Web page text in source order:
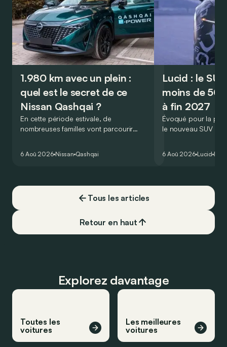
1.980 km avec un plein :
quel est le secret de ce
Nissan Qashqai ?
En cette période estivale, de
nombreuses familles vont parcourir
Qashqai e-Power, il serait possible de
6 Aoû 2026 Nissan Qashqai
Lucid : le
moins de
à fin 2027
Évoqué pour la
le nouveau SUV
l’année 2026.
6 Aoû 2026 Lucid
Tous les articles
Retour en haut
Explorez davantage
Toutes les
voitures
Les meilleures
voitures